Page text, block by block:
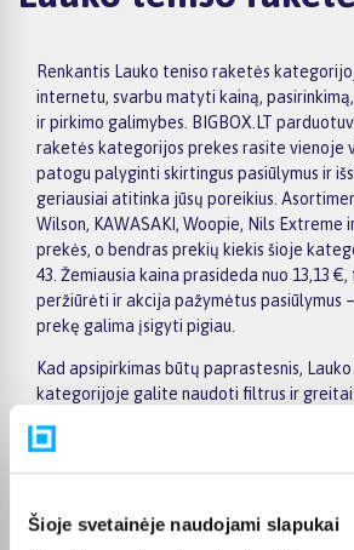
Šioje svetainėje naudojami slapukai
Renkantis Lauko teniso raketės
internetu, svarbu matyti kainą,
ir pirkimo galimybes. BIGBOX.LT
raketės kategorijos prekes rasite vienoje
patogu palyginti skirtingus pasiūlymus ir
geriausiai atitinka jūsų poreikius.
Wilson, KAWASAKI, Woopie, Nils Extreme
prekės, o bendras prekių kiekis šioje
43. Žemiausia kaina prasideda nuo 13,13
peržiūrėti ir akcija pažymėtus pasiūlymus
prekę galima įsigyti pigiau.
Kad apsipirkimas būtų paprastesnis,
kategorijoje galite naudoti filtrus ir
pagal gamintoją, kainą, savybes ar kitus
Prekių sąraše lengva peržiūrėti
prekės puslapyje pateikiama detalesnė
sąlygas. Taip galite ramiai palyginti kelis